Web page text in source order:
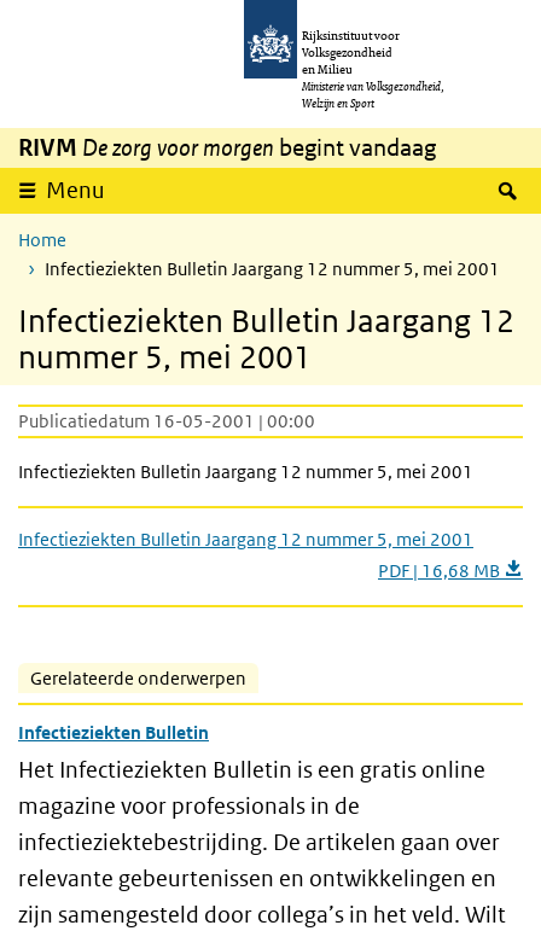
Overslaan en naar de inhoud gaan
Rijksinstituut voor
Volksgezondheid
en Milieu
Ministerie van Volksgezondheid,
Welzijn en Sport
RIVM De zorg voor morgen begint vandaag
Menu
Home
Infectieziekten Bulletin Jaargang 12 nummer 5, mei 2001
Infectieziekten Bulletin Jaargang 12
nummer 5, mei 2001
Publicatiedatum 16-05-2001 | 00:00
Infectieziekten Bulletin Jaargang 12 nummer 5, mei 2001
Infectieziekten Bulletin Jaargang 12 nummer 5, mei 2001
PDF | 16,68 MB
Gerelateerde onderwerpen
Infectieziekten Bulletin
Het Infectieziekten Bulletin is een gratis online
magazine voor professionals in de
infectieziektebestrijding. De artikelen gaan over
relevante gebeurtenissen en ontwikkelingen en
zijn samengesteld door collega’s in het veld. Wilt